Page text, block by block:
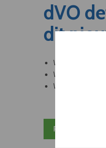
dVO
dit
Welke
Welke
Welke partners
Plan 20 min